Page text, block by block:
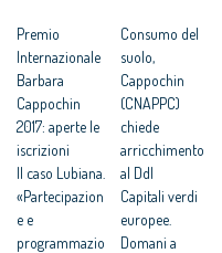
Premio
Internazionale
Barbara
Cappochin
2017: aperte le
iscrizioni
Il caso Lubiana.
«Partecipazion
e e
programmazio
Consumo del
suolo,
Cappochin
(CNAPPC)
chiede
arricchimento
al Ddl
Capitali verdi
europee.
Domani a